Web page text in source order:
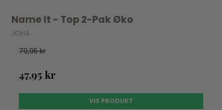
Name It - Top 2-Pak Øko
JOHA
79,95 kr
47,95 kr
VIS PRODUKT